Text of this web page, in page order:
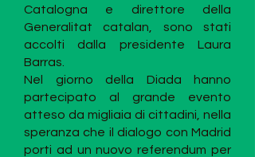
Catalogna e direttore della
Generalitat catalan, sono stati
accolti dalla presidente Laura
Barras.
Nel giorno della Diada hanno
partecipato al grande evento
atteso da migliaia di cittadini, nella
speranza che il dialogo con Madrid
porti ad un nuovo referendum per